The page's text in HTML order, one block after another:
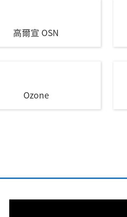
高爾宣 OSN
Ozone